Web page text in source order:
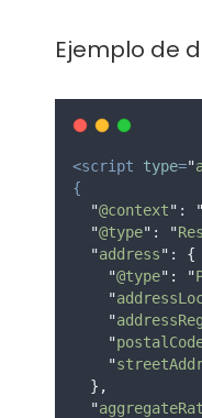
Ejemplo de
<script type="
{
"@context" : "
"@type" : "
"address" : {
"@type" : "
"
"
"
"
},
"